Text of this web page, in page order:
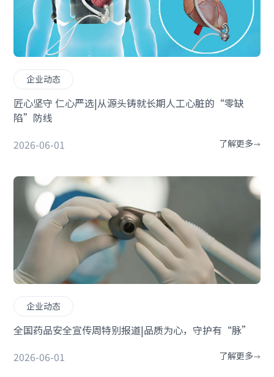
企业动态
匠心坚守 仁心严选|从源头铸就长期人工心脏的“零缺
陷”防线
2026-06-01
了解更多
企业动态
全国药品安全宣传周特别报道|品质为心，守护有“脉”
2026-06-01
了解更多